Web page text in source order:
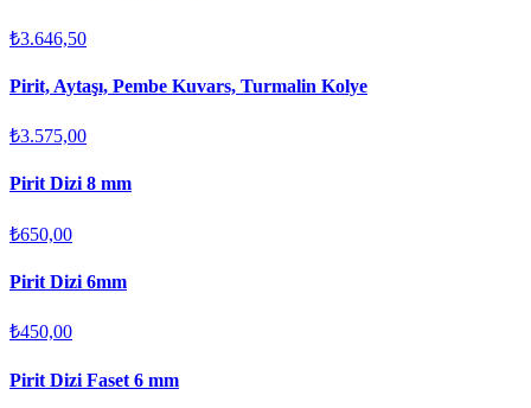
₺3.646,50
Pirit, Aytaşı, Pembe Kuvars, Turmalin Kolye
₺3.575,00
Pirit Dizi 8 mm
₺650,00
Pirit Dizi 6mm
₺450,00
Pirit Dizi Faset 6 mm